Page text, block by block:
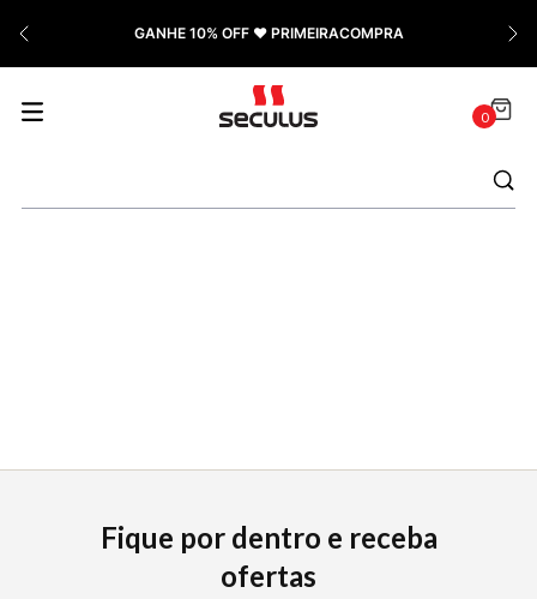
GANHE 10% OFF ❤️ PRIMEIRACOMPRA
0
Fique por dentro e receba
ofertas
9º